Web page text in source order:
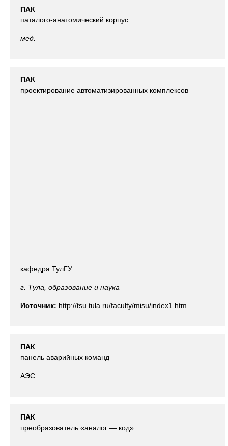
ПАК
паталого-анатомический корпус
мед.
ПАК
проектирование автоматизированных комплексов
кафедра ТулГУ
г. Тула, образование и наука
Источник: http://tsu.tula.ru/faculty/misu/index1.htm
ПАК
панель аварийных команд
АЭС
ПАК
преобразователь «аналог — код»